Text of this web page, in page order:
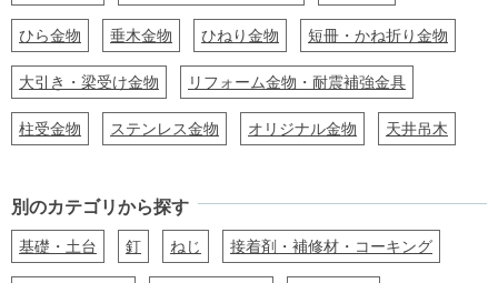
ひら金物 垂木金物 ひねり金物 短冊・かね折り金物
大引き・梁受け金物 リフォーム金物・耐震補強金具
柱受金物 ステンレス金物 オリジナル金物 天井吊木
別のカテゴリから探す
基礎・土台 釘 ねじ 接着剤・補修材・コーキング